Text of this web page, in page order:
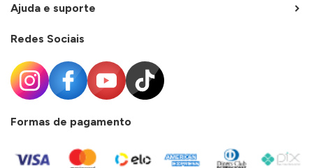
Ajuda e suporte
Redes Sociais
Formas de pagamento